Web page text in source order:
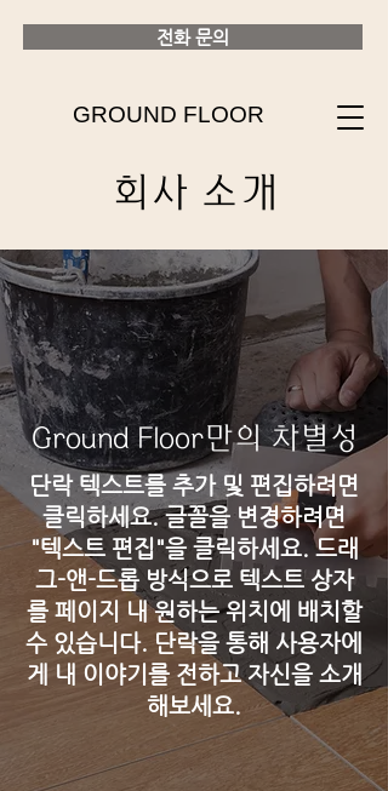
전화 문의
GROUND FLOOR
회사 소개
Ground Floor만의 차별성
단락 텍스트를 추가 및 편집하려면
클릭하세요. 글꼴을 변경하려면
"텍스트 편집"을 클릭하세요. 드래
그-앤-드롭 방식으로 텍스트 상자
를 페이지 내 원하는 위치에 배치할
수 있습니다. 단락을 통해 사용자에
게 내 이야기를 전하고 자신을 소개
해보세요.